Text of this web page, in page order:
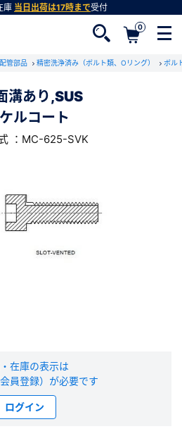
庫 当日出荷は17時まで受付
0
管部品 精密洗浄済み（ボルト類、Oリング） ボル
溝あり,SUS
ルコート
：MC-625-SVK
在庫の表示は
員登録）が必要です
ログイン
書のダウンロード
書のダウンロードをします。
あり,SUS
コート
コード ：67516
お済みでない方
利な機能がご利用いただけ
てから本登録となるまで、数日間かかる場合
りお断りする場合があります。